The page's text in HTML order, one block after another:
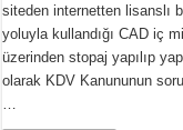
siteden internetten lisanslı
yoluyla kullandığı CAD iç
üzerinden stopaj yapılıp
olarak KDV Kanununun